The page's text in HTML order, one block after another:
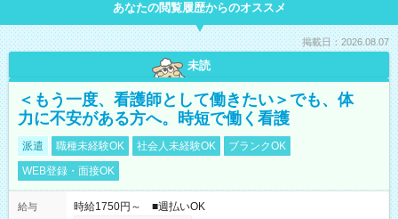
あなたの閲覧履歴からのオススメ
掲載日：2026.08.07
未読
＜もう一度、看護師として働きたい＞でも、体
力に不安がある方へ。時短で働く看護
派遣 職種未経験OK 社会人未経験OK
ブランクOK
WEB登録・面接OK
給与
時給1750円～ ■週払いOK